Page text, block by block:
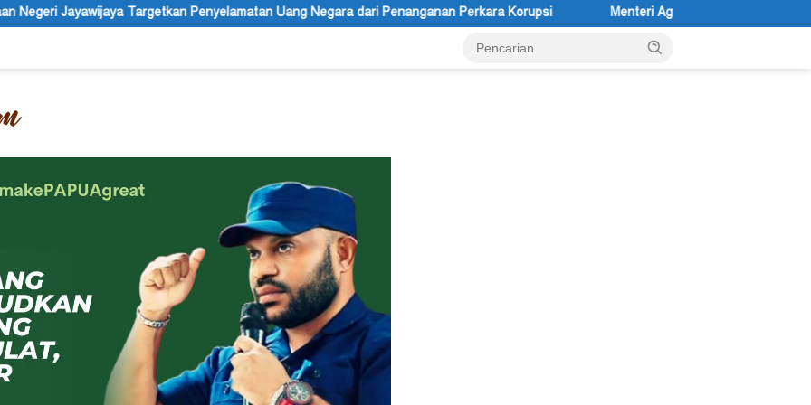
Penyelamatan Uang Negara dari Penanganan Perkara Korupsi Menteri Agama Nasaruddin Umar Diminta Serius